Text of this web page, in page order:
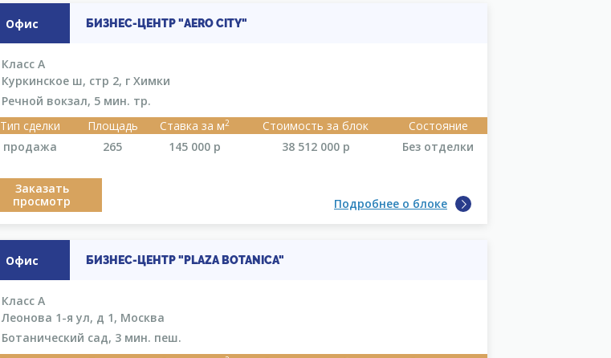
Офис БИЗНЕС-ЦЕНТР "AERO CITY"
Класс A
Куркинское ш, стр 2, г Химки
Речной вокзал, 5 мин. тр.
Тип сделки
Площадь Ставка за м2 Стоимость за блок
Состояние
продажа
265 145 000 р 38 512 000р Без отделки
Заказать
просмотр
Подробнее о блоке
Офис БИЗНЕС-ЦЕНТР "PLAZA BOTANICA"
Класс A
Леонова 1-я ул, д 1, Москва
Ботанический сад, 3 мин. пеш.